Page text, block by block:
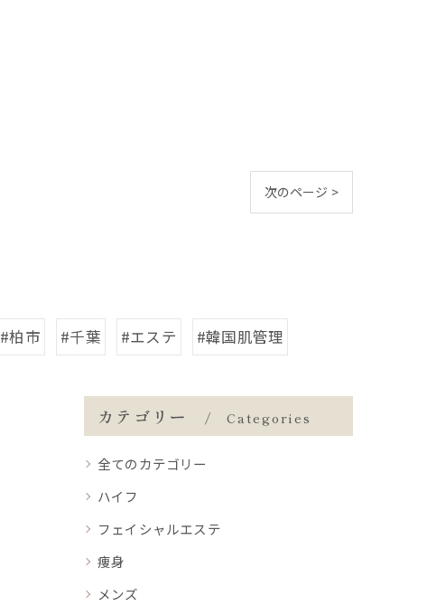
次のページ >
#柏市 #千葉 #エステ #韓国肌管理
カテゴリー Categories
全てのカテゴリー
ハイフ
フェイシャルエステ
痩身
メンズ